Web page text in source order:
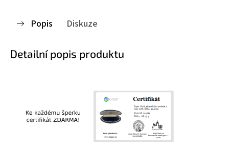
Popis Diskuze
Detailní popis produktu